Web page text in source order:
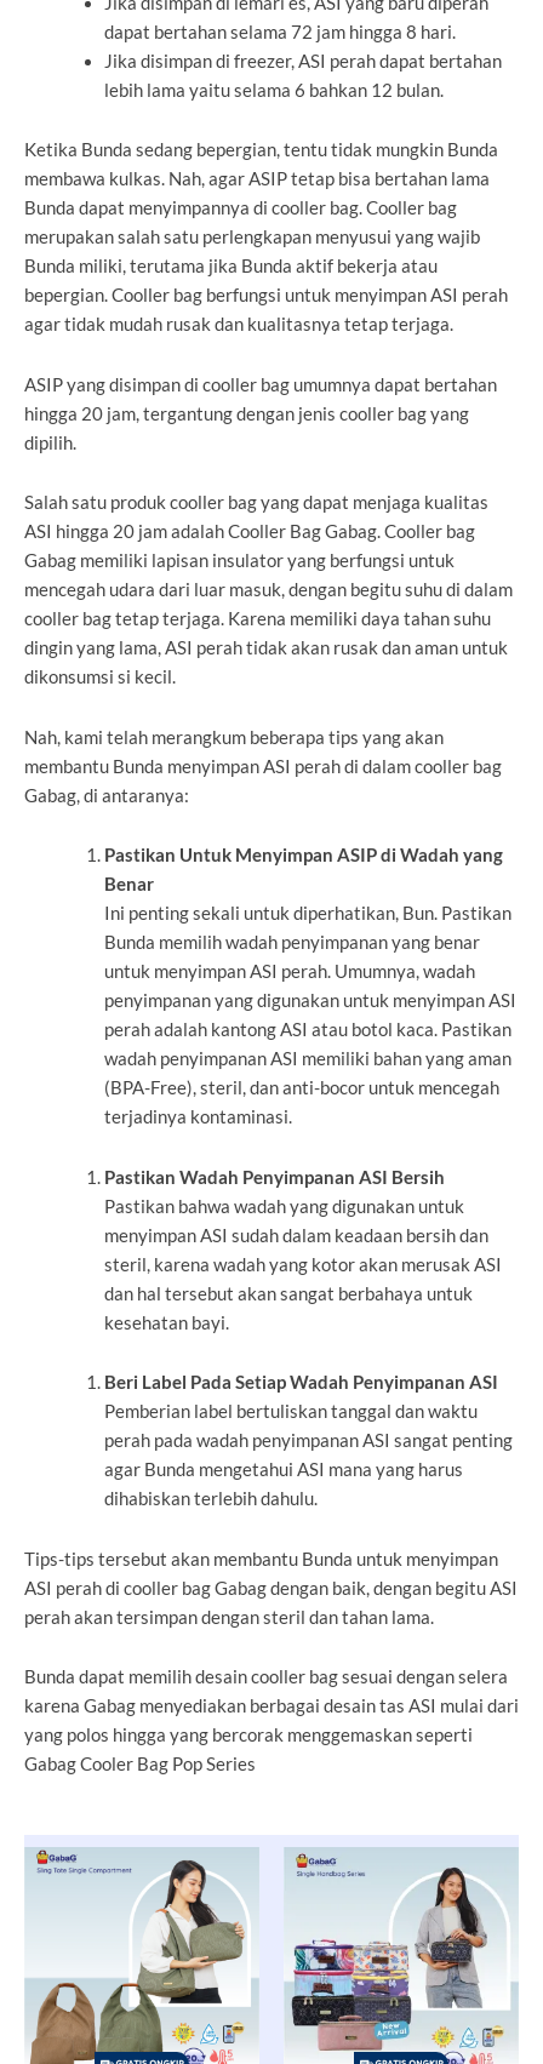
dapat bertahan selama 72 jam hingga 8 hari.
Jika disimpan di freezer, ASI perah dapat bertahan
lebih lama yaitu selama 6 bahkan 12 bulan.
Ketika Bunda sedang bepergian, tentu tidak mungkin Bunda
membawa kulkas. Nah, agar ASIP tetap bisa bertahan lama
Bunda dapat menyimpannya di cooller bag. Cooller bag
merupakan salah satu perlengkapan menyusui yang wajib
Bunda miliki, terutama jika Bunda aktif bekerja atau
bepergian. Cooller bag berfungsi untuk menyimpan ASI perah
agar tidak mudah rusak dan kualitasnya tetap terjaga.
ASIP yang disimpan di cooller bag umumnya dapat bertahan
hingga 20 jam, tergantung dengan jenis cooller bag yang
dipilih.
Salah satu produk cooller bag yang dapat menjaga kualitas
ASI hingga 20 jam adalah Cooller Bag Gabag. Cooller bag
Gabag memiliki lapisan insulator yang berfungsi untuk
mencegah udara dari luar masuk, dengan begitu suhu di dalam
cooller bag tetap terjaga. Karena memiliki daya tahan suhu
dingin yang lama, ASI perah tidak akan rusak dan aman untuk
dikonsumsi si kecil.
Nah, kami telah merangkum beberapa tips yang akan
membantu Bunda menyimpan ASI perah di dalam cooller bag
Gabag, di antaranya:
Pastikan Untuk Menyimpan ASIP di Wadah yang
Benar
Ini penting sekali untuk diperhatikan, Bun. Pastikan
Bunda memilih wadah penyimpanan yang benar
untuk menyimpan ASI perah. Umumnya, wadah
penyimpanan yang digunakan untuk menyimpan ASI
perah adalah kantong ASI atau botol kaca. Pastikan
wadah penyimpanan ASI memiliki bahan yang aman
(BPA-Free), steril, dan anti-bocor untuk mencegah
terjadinya kontaminasi.
Pastikan Wadah Penyimpanan ASI Bersih
Pastikan bahwa wadah yang digunakan untuk
menyimpan ASI sudah dalam keadaan bersih dan
steril, karena wadah yang kotor akan merusak ASI
dan hal tersebut akan sangat berbahaya untuk
kesehatan bayi.
Beri Label Pada Setiap Wadah Penyimpanan ASI
Pemberian label bertuliskan tanggal dan waktu
perah pada wadah penyimpanan ASI sangat penting
agar Bunda mengetahui ASI mana yang harus
dihabiskan terlebih dahulu.
Tips-tips tersebut akan membantu Bunda untuk menyimpan
ASI perah di cooller bag Gabag dengan baik, dengan begitu ASI
perah akan tersimpan dengan steril dan tahan lama.
Bunda dapat memilih desain cooller bag sesuai dengan selera
karena Gabag menyediakan berbagai desain tas ASI mulai dari
yang polos hingga yang bercorak menggemaskan seperti
Gabag Cooler Bag Pop Series